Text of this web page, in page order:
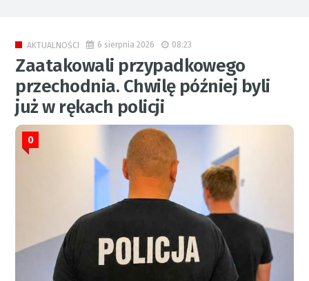
AKTUALNOŚCI 6 sierpnia 2026 08:23
Zaatakowali przypadkowego
przechodnia. Chwilę później byli
już w rękach policji
0